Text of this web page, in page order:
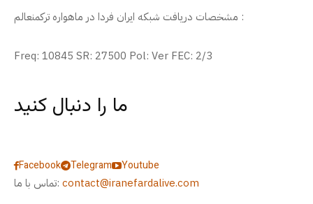
مشخصات دریافت شبکه ایران فردا در ماهواره ترکمنعالم :
Freq: 10845 SR: 27500 Pol: Ver FEC: 2/3
ما را دنبال کنید
Facebook Telegram
Youtube
تماس با ما: contact@iranefardalive.com